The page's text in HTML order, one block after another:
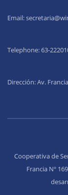
Email:
Telephone: 63-22201
Dirección: Av.
Cooperativa de
Francia Nº